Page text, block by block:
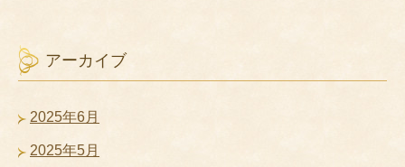
アーカイブ
2025年6月
2025年5月